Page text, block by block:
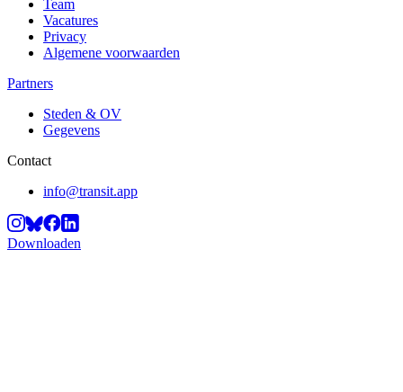
Team
Vacatures
Privacy
Algemene voorwaarden
Partners
Steden & OV
Gegevens
Contact
info@transit.app
Downloaden